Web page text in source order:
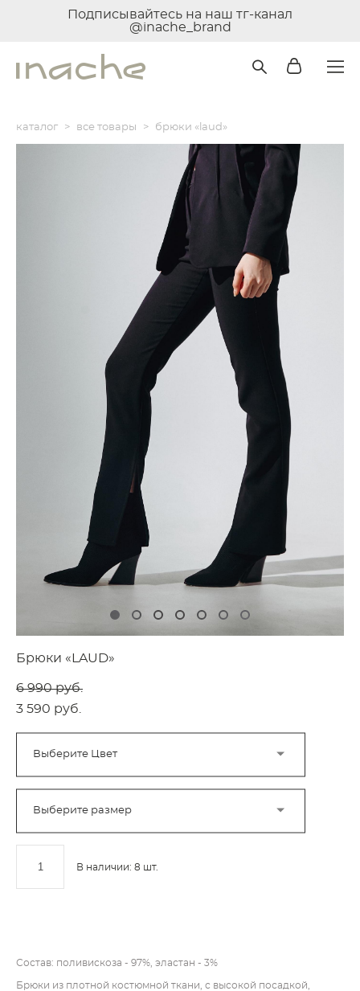
Подписывайтесь на наш тг-канал
@inache_brand
каталог > все товары > брюки «laud»
Брюки «LAUD»
6 990 pуб.
3 590 pуб.
Выберите Цвет
Выберите размер
В наличии: 8 шт.
Состав: поливискоза - 97%, эластан - 3%
Брюки из плотной костюмной ткани, с высокой посадкой,